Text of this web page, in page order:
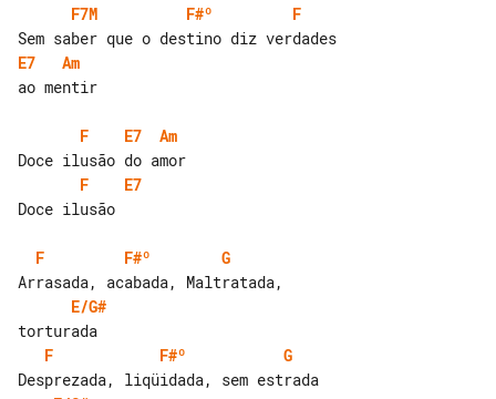
F7M
F#º
F
E7
Am
ao mentir
F E7
Am
F
E7
Doce ilusão
F F#º
G
E/G#
F
F#º
G